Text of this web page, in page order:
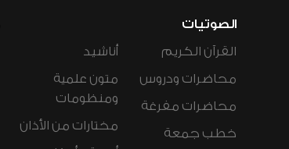
الصوتيات
القرآن الكريم
محاضرات ودروس
محاضرات مفرغة
خطب جمعة
أناشيد
متون علمية
ومنظومات
مختارات من الأذان